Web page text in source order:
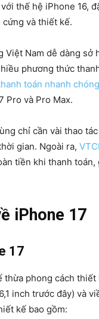
thế hệ iPhone 16,
cứng và thiết kế.
Nam dễ dàng sở
phương thức
toán nhanh
Pro và Pro Max.
chỉ cần vài thao
gian. Ngoài ra,
tiền khi thanh
iPhone 17
17
thừa phong cách
inch trước đây) và
kế bao gồm: